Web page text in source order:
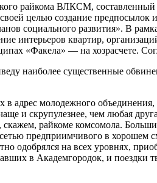
райкома ВЛКСМ,
целью создание предпосылок
социального развития». В
интерьеров квартир,
«Факела» — на хозрасчете.
наиболее существенные
адрес молодежного
и скрупулезнее, чем любая
райкоме комсомола.
предприимчивого в хорошем
одобрялся на всех уровнях,
в Академгородок, и поездки